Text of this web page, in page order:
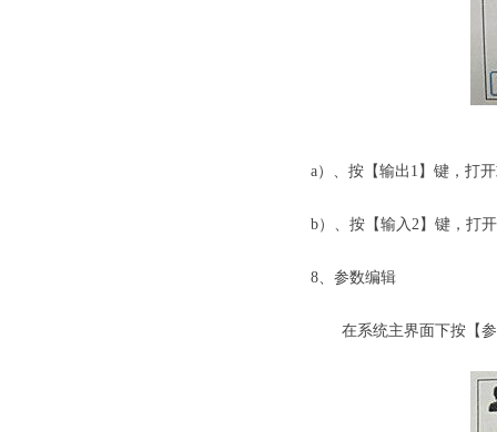
a）、按【输出1】键，打
b）、按【输入2】键，打
8、参数编辑
在系统主界面下按【参